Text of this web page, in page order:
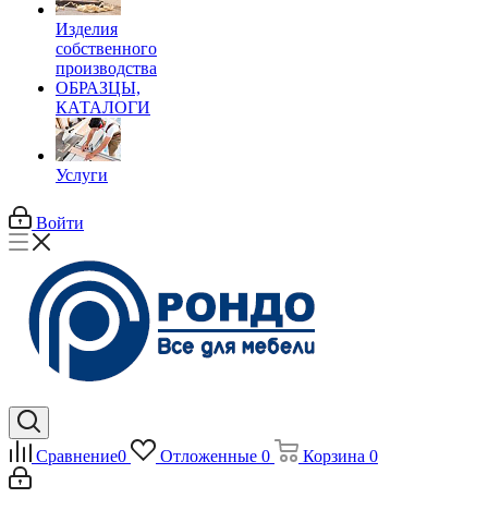
Изделия
собственного
производства
ОБРАЗЦЫ,
КАТАЛОГИ
Услуги
Войти
Сравнение0 Отложенные 0 Корзина 0